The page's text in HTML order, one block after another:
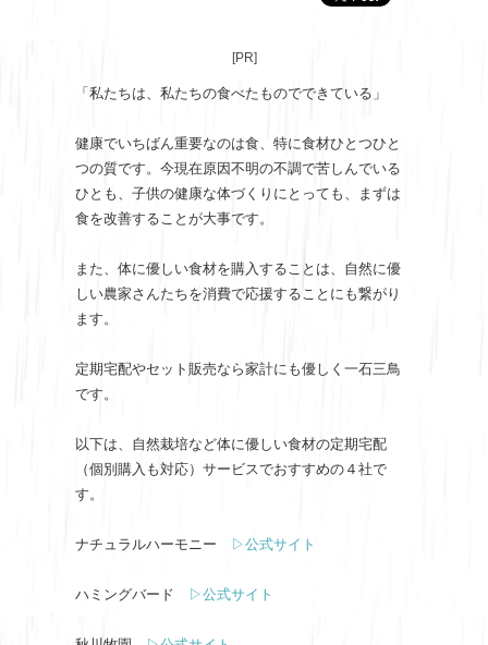
[PR]
「私たちは、私たちの食べたものでできている」
健康でいちばん重要なのは食、特に食材ひとつひと
つの質です。今現在原因不明の不調で苦しんでいる
ひとも、子供の健康な体づくりにとっても、まずは
食を改善することが大事です。
また、体に優しい食材を購入することは、自然に優
しい農家さんたちを消費で応援することにも繋がり
ます。
定期宅配やセット販売なら家計にも優しく一石三鳥
です。
以下は、自然栽培など体に優しい食材の定期宅配
（個別購入も対応）サービスでおすすめの４社で
す。
ナチュラルハーモニー ▷公式サイト
ハミングバード ▷公式サイト